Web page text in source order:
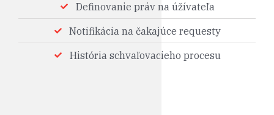
Definovanie práv na úžívateľa
Notifikácia na čakajúce requesty
História schvaľovacieho procesu